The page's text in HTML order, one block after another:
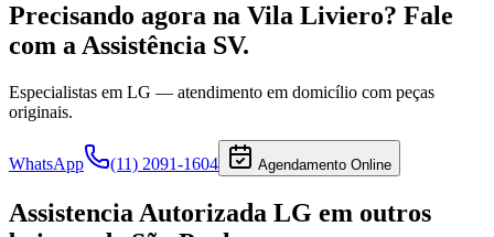
Precisando agora na Vila Liviero? Fale
com a Assistência SV.
Especialistas em LG — atendimento em domicílio com peças
originais.
WhatsApp (11) 2091-1604 Agendamento Online
Assistencia Autorizada LG em outros